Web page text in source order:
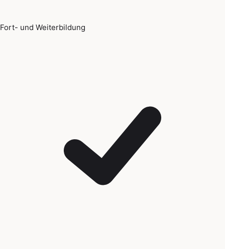
Fort- und Weiterbildung